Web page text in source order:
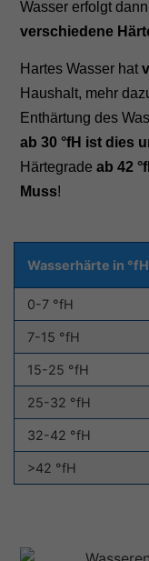
Wasserhärte in °fH
0-7 °fH
7-15 °fH
15-25 °fH
25-32 °fH
32-42 °fH
>42 °fH
Wasser erfolgt
verschiedene
Hartes Wasser hat
Haushalt, mehr
Enthärtung des
ab 30 °fH ist dies
Härtegradeab 42
Muss!